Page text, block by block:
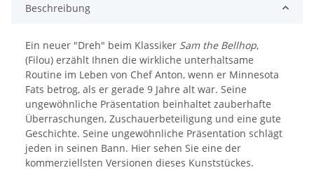
Beschreibung
Ein neuer "Dreh" beim Klassiker Sam the Bellhop,
(Filou) erzählt Ihnen die wirkliche unterhaltsame
Routine im Leben von Chef Anton, wenn er Minnesota
Fats betrog, als er gerade 9 Jahre alt war. Seine
ungewöhnliche Präsentation beinhaltet zauberhafte
Überraschungen, Zuschauerbeteiligung und eine gute
Geschichte. Seine ungewöhnliche Präsentation schlägt
jeden in seinen Bann. Hier sehen Sie eine der
kommerziellsten Versionen dieses Kunststückes.